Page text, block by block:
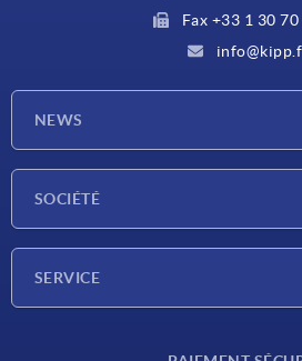
Fax +33 1 30
NEWS
SOCIÉTÉ
SERVICE